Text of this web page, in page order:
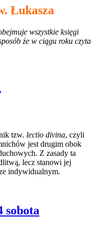
Łukasza
wszystkie księgi
że w ciągu roku czyta
tzw. lectio divina, czyli
jest drugim obok
Z zasady ta
lecz stanowi jej
indywidualnym.
sobota